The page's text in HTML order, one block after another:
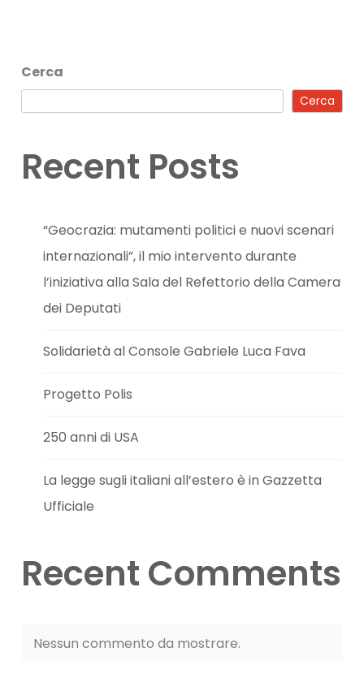
Cerca
Cerca
Recent Posts
“Geocrazia: mutamenti politici e nuovi scenari
internazionali”, il mio intervento durante
l’iniziativa alla Sala del Refettorio della Camera
dei Deputati
Solidarietà al Console Gabriele Luca Fava
Progetto Polis
250 anni di USA
La legge sugli italiani all’estero è in Gazzetta
Ufficiale
Recent Comments
Nessun commento da mostrare.